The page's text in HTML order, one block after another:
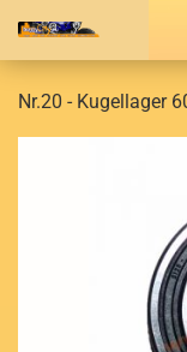
Nr.20 - Kugellager